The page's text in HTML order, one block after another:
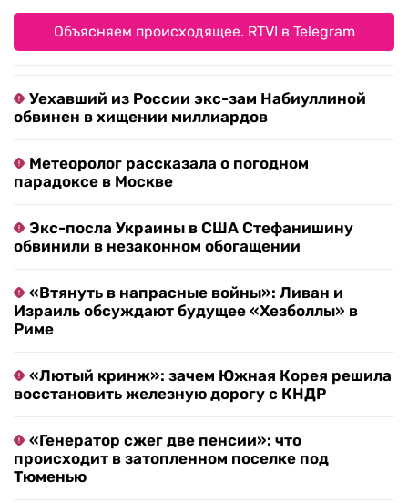
Объясняем происходящее. RTVI в Telegram
Уехавший из России экс-зам Набиуллиной
обвинен в хищении миллиардов
Метеоролог рассказала о погодном
парадоксе в Москве
Экс-посла Украины в США Стефанишину
обвинили в незаконном обогащении
«Втянуть в напрасные войны»: Ливан и
Израиль обсуждают будущее «Хезболлы» в
Риме
«Лютый кринж»: зачем Южная Корея решила
восстановить железную дорогу с КНДР
«Генератор сжег две пенсии»: что
происходит в затопленном поселке под
Тюменью